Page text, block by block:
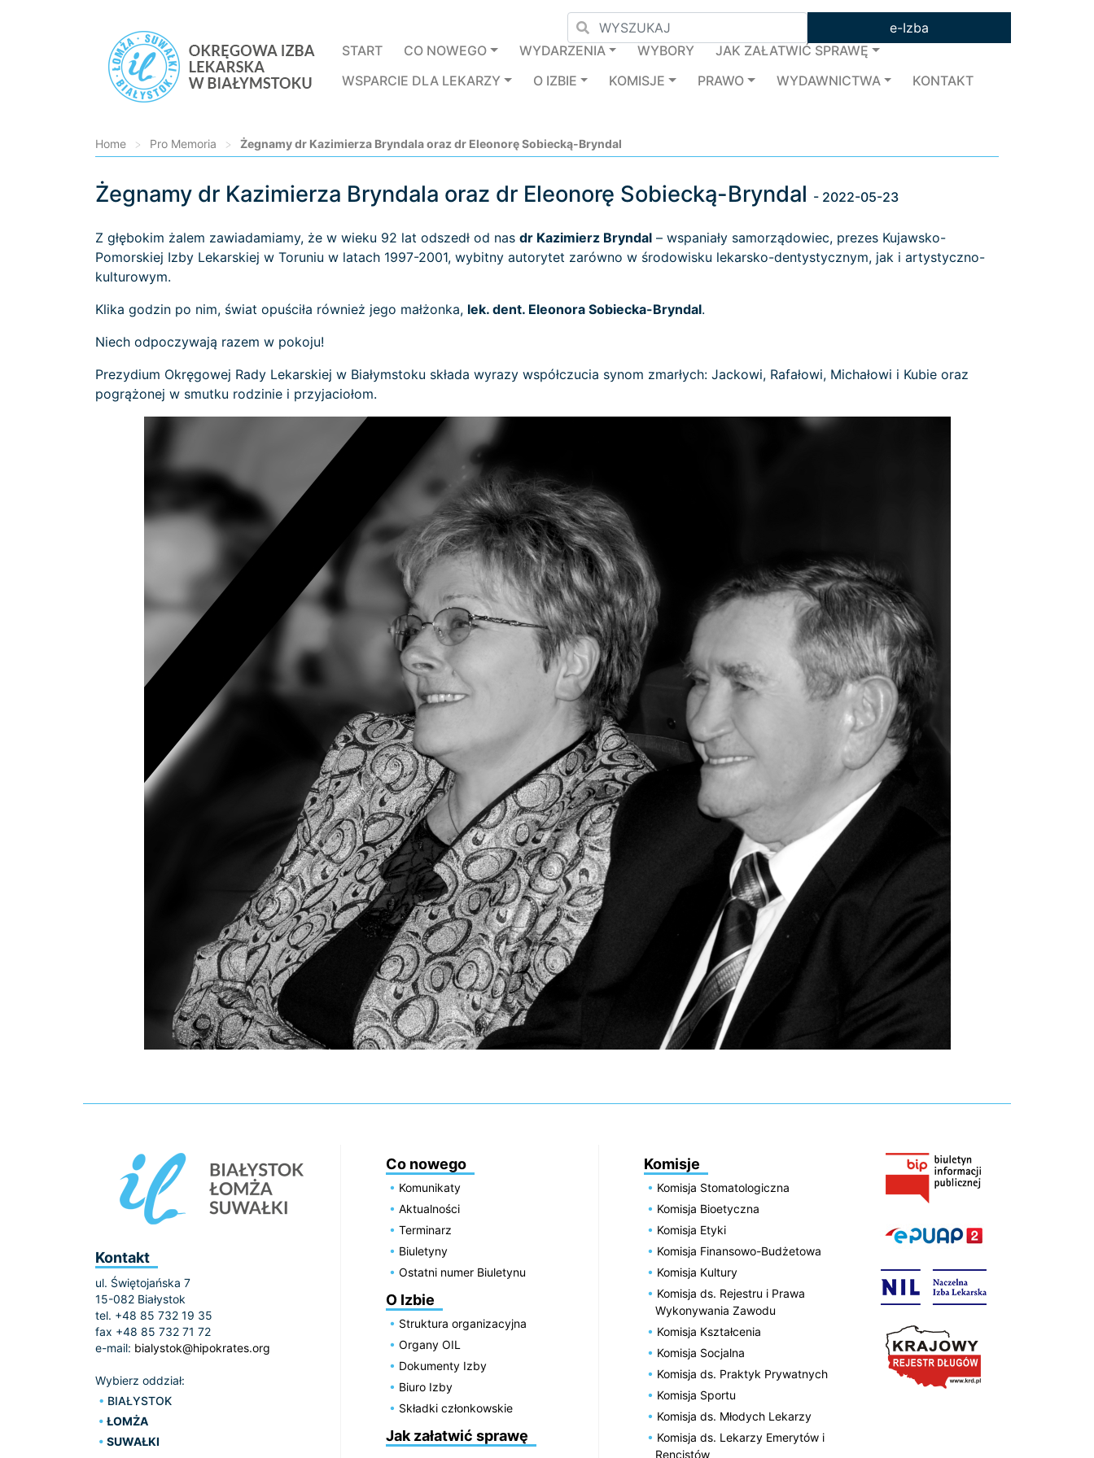
e-Izba
START
CO NOWEGO WYDARZENIA WYBORY
JAK ZAŁATWIĆ SPRAWĘ
WSPARCIE DLA LEKARZY
O IZBIE KOMISJE PRAWO WYDAWNICTWA KONTAKT
Home > Pro Memoria > Żegnamy dr Kazimierza Bryndala oraz dr Eleonorę Sobiecką-Bryndal
Żegnamy dr Kazimierza Bryndala oraz dr Eleonorę Sobiecką-Bryndal - 2022-05-23
Z głębokim żalem zawiadamiamy, że w wieku 92 lat odszedł od nas dr Kazimierz Bryndal – wspaniały samorządowiec, prezes Kujawsko-
Pomorskiej Izby Lekarskiej w Toruniu w latach 1997-2001, wybitny autorytet zarówno w środowisku lekarsko-dentystycznym, jak i artystyczno-
kulturowym.
Klika godzin po nim, świat opuściła również jego małżonka, lek. dent. Eleonora Sobiecka-Bryndal.
Niech odpoczywają razem w pokoju!
Prezydium Okręgowej Rady Lekarskiej w Białymstoku składa wyrazy współczucia synom zmarłych: Jackowi, Rafałowi, Michałowi i Kubie oraz
pogrążonej w smutku rodzinie i przyjaciołom.
Kontakt
ul. Świętojańska 7
15-082 Białystok
tel. +48 85 732 19 35
fax +48 85 732 71 72
e-mail: bialystok@hipokrates.org
Wybierz oddział:
BIAŁYSTOK
ŁOMŻA
SUWAŁKI
Co nowego
Komunikaty
Aktualności
Terminarz
Biuletyny
Ostatni numer Biuletynu
O Izbie
Struktura organizacyjna
Organy OIL
Dokumenty Izby
Biuro Izby
Składki członkowskie
Jak załatwić sprawę
Komisje
Komisja Stomatologiczna
Komisja Bioetyczna
Komisja Etyki
Komisja Finansowo-Budżetowa
Komisja Kultury
Komisja ds. Rejestru i Prawa
Wykonywania Zawodu
Komisja Kształcenia
Komisja Socjalna
Komisja ds. Praktyk Prywatnych
Komisja Sportu
Komisja ds. Młodych Lekarzy
Komisja ds. Lekarzy Emerytów i
Rencistów